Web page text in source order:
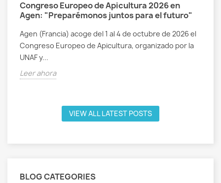
Congreso Europeo de Apicultura 2026 en
Agen: "Preparémonos juntos para el futuro"
Agen (Francia) acoge del 1 al 4 de octubre de 2026 el
Congreso Europeo de Apicultura, organizado por la
UNAF y...
Leer ahora
VIEW ALL LATEST POSTS
BLOG CATEGORIES